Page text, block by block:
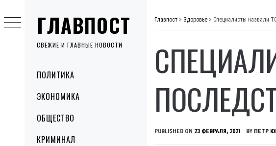
ГЛАВПОСТ
СВЕЖИЕ И ГЛАВНЫЕ НОВОСТИ
MenuПОЛИТИКА
ЭКОНОМИКА
ОБЩЕСТВО
КРИМИНАЛ
to
content
Главпост > Здоровье > Специалисты назвали
PUBLISHED ON 23 ФЕВРАЛЯ, 2021 BY ПЕТР